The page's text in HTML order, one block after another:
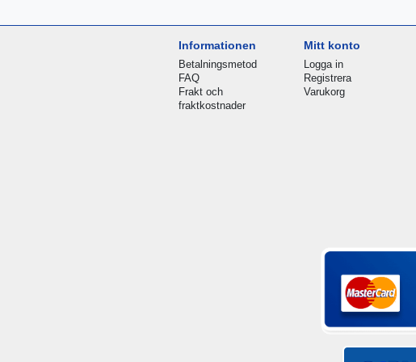
Informationen
Betalningsmetod
FAQ
Frakt och
fraktkostnader
Mitt konto
Logga in
Registrera
Varukorg